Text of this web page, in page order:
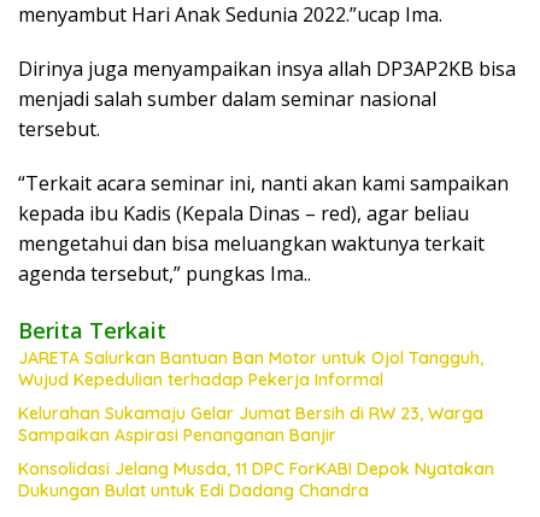
menyambut Hari Anak Sedunia 2022.”ucap Ima.
Dirinya juga menyampaikan insya allah DP3AP2KB bisa
menjadi salah sumber dalam seminar nasional
tersebut.
“Terkait acara seminar ini, nanti akan kami sampaikan
kepada ibu Kadis (Kepala Dinas – red), agar beliau
mengetahui dan bisa meluangkan waktunya terkait
agenda tersebut,” pungkas Ima..
Berita Terkait
JARETA Salurkan Bantuan Ban Motor untuk Ojol Tangguh,
Wujud Kepedulian terhadap Pekerja Informal
Kelurahan Sukamaju Gelar Jumat Bersih di RW 23, Warga
Sampaikan Aspirasi Penanganan Banjir
Konsolidasi Jelang Musda, 11 DPC ForKABI Depok Nyatakan
Dukungan Bulat untuk Edi Dadang Chandra